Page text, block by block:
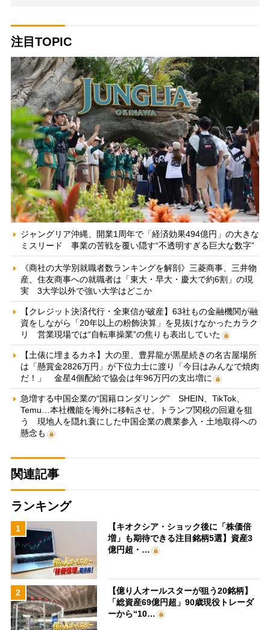
注目TOPIC
ジャングリア沖縄、開業1周年で「経済効果494億円」の大きな
ミスリード 事業の苦戦を覆い隠す“不透明すぎる巨大な数字”
《商社の大学別就職者数ランキングを解剖》三菱商事、三井物
産、住友商事への就職者は「東大・早大・慶大で約6割」の現
実 3大学以外で強い大学はどこか
【クレジット決済代行・全東信が破産】63社もの金融機関が融
資をしながら「20年以上の粉飾決算」を見抜けなかったカラク
リ 営業現場では“自転車操業”の焦りも表出していた
【土俵に埋まるカネ】大の里、豊昇龍が黒星続きの名古屋場所
は「懸賞金2826万円」が下位力士に渡り「今日はみんなで焼肉
だ！」 金星4個配給で協会は年96万円の支出増に
急増する中国企業の“国籍ロンダリング” SHEIN、TikTok、
Temu…本社機能を海外に移転させ、トランプ関税の回避を狙
う 現地人を隠れ蓑にした中国企業の農業参入・土地取得への
懸念も
関連記事
ランキング
1
【キオクシア・ショック後に「株価倍
増」も期待できる注目銘柄5選】資産3
億円超・…
2
【億り人オールスターが狙う20銘柄】
「総資産69億円超」90歳現役トレーダ
ーから“10…